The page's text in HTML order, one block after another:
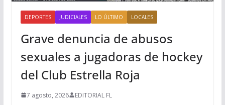
DEPORTES JUDICIALES LO ÚLTIMO LOCALES
Grave denuncia de abusos
sexuales a jugadoras de hockey
del Club Estrella Roja
7 agosto, 2026 EDITORIAL FL